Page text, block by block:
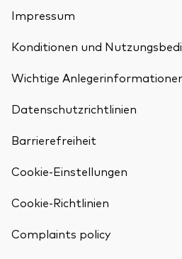
Impressum
Konditionen und
Wichtige
Datenschutzrichtlinien
Barrierefreiheit
Cookie-Einstellungen
Cookie-Richtlinien
Complaints policy